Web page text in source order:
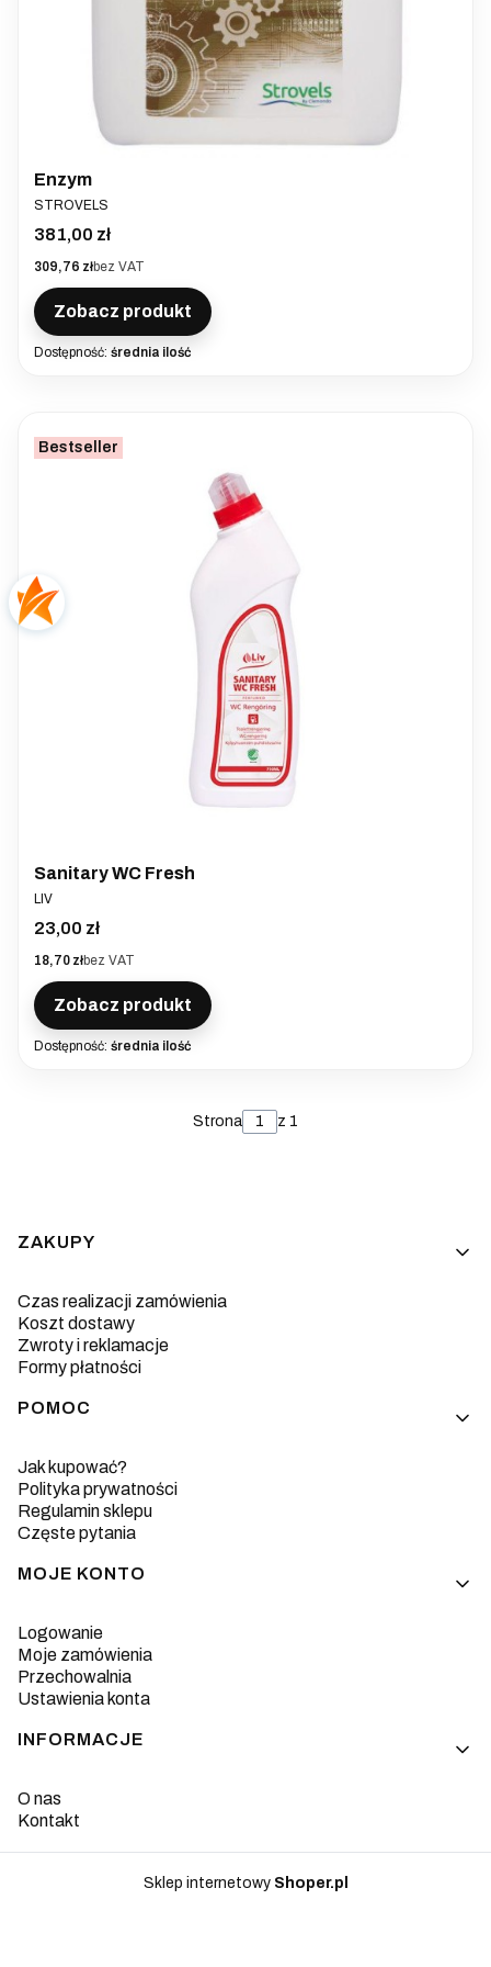
Enzym
PRODUCENT
STROVELS
Cena
381,00 zł
Cena
309,76 złbez VAT
Zobacz produkt
Dostępność: średnia ilość
Bestseller
Sanitary WC Fresh
PRODUCENT
LIV
Cena
23,00 zł
Cena
18,70 złbez VAT
Zobacz produkt
Dostępność: średnia ilość
Strona z 1
Linki w stopce
ZAKUPY
Czas realizacji zamówienia
Koszt dostawy
Zwroty i reklamacje
Formy płatności
POMOC
Jak kupować?
Polityka prywatności
Regulamin sklepu
Częste pytania
MOJE KONTO
Logowanie
Moje zamówienia
Przechowalnia
Ustawienia konta
INFORMACJE
O nas
Kontakt
Sklep internetowy Shoper.pl